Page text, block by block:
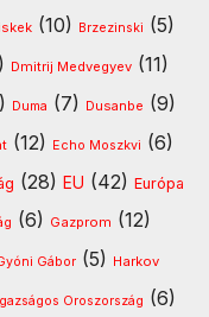
(10) Brzezinski (5)
Dmitrij Medvegyev (11)
Duma (7) Dusanbe (9)
(12) Echo Moszkvi (6)
(28) EU (42) Európa
(6) Gazprom (12)
Gábor (5) Harkov
Igazságos Oroszország (6)